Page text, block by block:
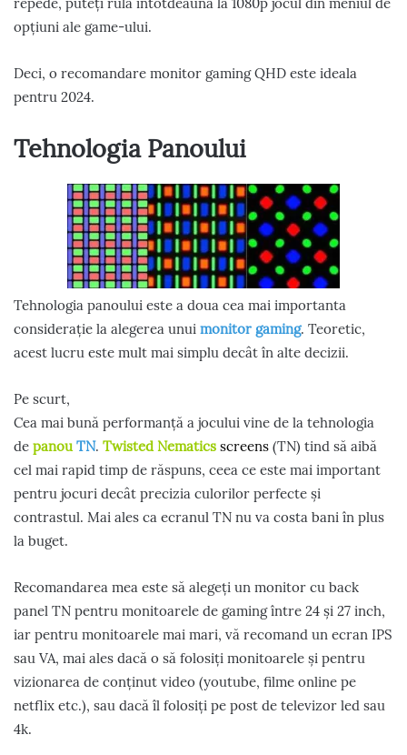
opțiuni ale game-ului.
Deci, o recomandare monitor gaming QHD este ideala
pentru 2024.
Tehnologia Panoului
Tehnologia panoului este a doua cea mai importanta
considerație la alegerea unui monitor gaming. Teoretic,
acest lucru este mult mai simplu decât în alte decizii.
Pe scurt,
Cea mai bună performanță a jocului vine de la tehnologia
de panou TN. Twisted Nematics screens (TN) tind să aibă
cel mai rapid timp de răspuns, ceea ce este mai important
pentru jocuri decât precizia culorilor perfecte și
contrastul. Mai ales ca ecranul TN nu va costa bani în plus
la buget.
Recomandarea mea este să alegeți un monitor cu back
panel TN pentru monitoarele de gaming între 24 și 27 inch,
iar pentru monitoarele mai mari, vă recomand un ecran IPS
sau VA, mai ales dacă o să folosiți monitoarele și pentru
vizionarea de conținut video (youtube, filme online pe
netflix etc.), sau dacă îl folosiți pe post de televizor led sau
4k.